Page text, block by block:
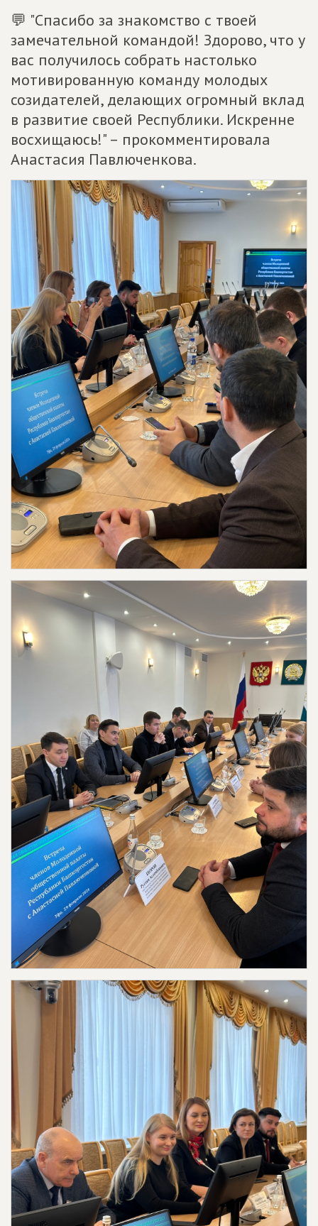
💬 "Спасибо за знакомство с твоей
замечательной командой! Здорово, что у
вас получилось собрать настолько
мотивированную команду молодых
созидателей, делающих огромный вклад
в развитие своей Республики. Искренне
восхищаюсь!" – прокомментировала
Анастасия Павлюченкова.